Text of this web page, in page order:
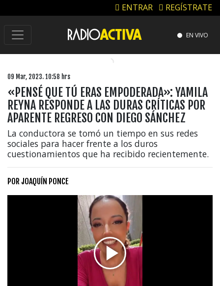
ENTRAR REGÍSTRATE
EN VIVO
09 Mar, 2023. 10:58 hrs
«PENSÉ QUE TÚ ERAS EMPODERADA»: YAMILA
REYNA RESPONDE A LAS DURAS CRÍTICAS POR
APARENTE REGRESO CON DIEGO SÁNCHEZ
La conductora se tomó un tiempo en sus redes
sociales para hacer frente a los duros
cuestionamientos que ha recibido recientemente.
POR JOAQUÍN PONCE